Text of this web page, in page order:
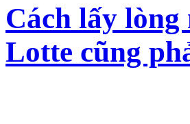
Cách lấy
Lotte cũng